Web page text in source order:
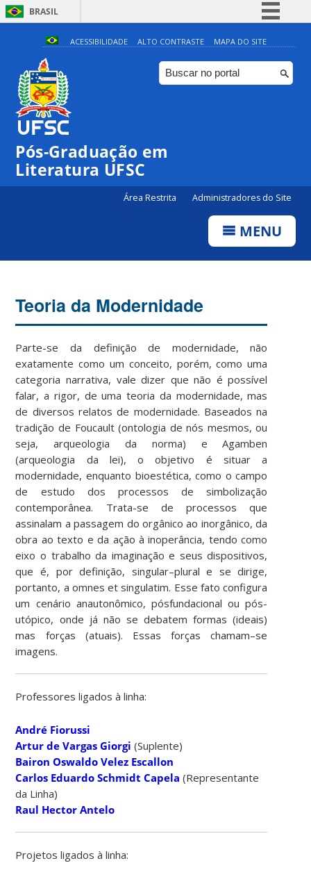
BRASIL
Simplifique!
Comunica BR
Participe
ACESSIBILIDADE ALTO CONTRASTE MAPA DO SITE
Pós-Graduação em
Literatura UFSC
Área Restrita Administradores do Site
MENU
Teoria da Modernidade
Parte-se da definição de modernidade, não
exatamente como um conceito, porém, como uma
categoria narrativa, vale dizer que não é possível
falar, a rigor, de uma teoria da modernidade, mas
de diversos relatos de modernidade. Baseados na
tradição de Foucault (ontologia de nós mesmos, ou
seja, arqueologia da norma) e Agamben
(arqueologia da lei), o objetivo é situar a
modernidade, enquanto bioestética, como o campo
de estudo dos processos de simbolização
contemporânea. Trata-se de processos que
assinalam a passagem do orgânico ao inorgânico, da
obra ao texto e da ação à inoperância, tendo como
eixo o trabalho da imaginação e seus dispositivos,
que é, por definição, singular–plural e se dirige,
portanto, a omnes et singulatim. Esse fato configura
um cenário anautonômico, pósfundacional ou pós-
utópico, onde já não se debatem formas (ideais)
mas forças (atuais). Essas forças chamam–se
imagens.
Professores ligados à linha:
André Fiorussi
Artur de Vargas Giorgi (Suplente)
Bairon Oswaldo Velez Escallon
Carlos Eduardo Schmidt Capela (Representante
da Linha)
Raul Hector Antelo
Projetos ligados à linha: